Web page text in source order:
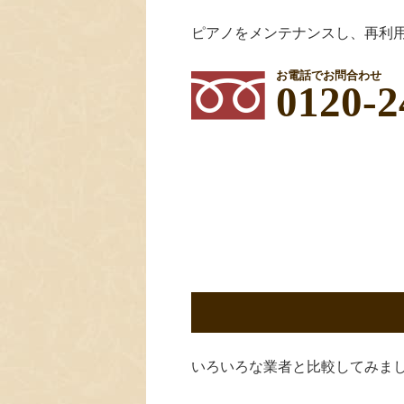
ピアノをメンテナンスし、再利
お電話でお問合わせ
0120-
いろいろな業者と比較してみま